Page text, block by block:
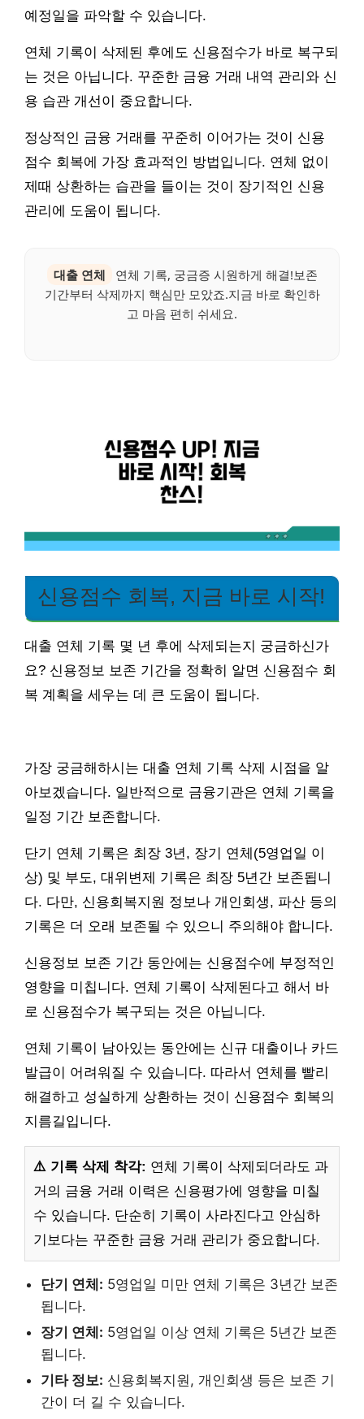
예정일을 파악할 수 있습니다.
연체 기록이 삭제된 후에도 신용점수가 바로 복구되
는 것은 아닙니다. 꾸준한 금융 거래 내역 관리와 신
용 습관 개선이 중요합니다.
정상적인 금융 거래를 꾸준히 이어가는 것이 신용
점수 회복에 가장 효과적인 방법입니다. 연체 없이
제때 상환하는 습관을 들이는 것이 장기적인 신용
관리에 도움이 됩니다.
대출 연체
연체 기록, 궁금증 시원하게 해결!보존
기간부터 삭제까지 핵심만 모았죠.지금 바로 확인하
고 마음 편히 쉬세요.
신용점수 회복, 지금 바로 시작!
대출 연체 기록 몇 년 후에 삭제되는지 궁금하신가
요? 신용정보 보존 기간을 정확히 알면 신용점수 회
복 계획을 세우는 데 큰 도움이 됩니다.
가장 궁금해하시는 대출 연체 기록 삭제 시점을 알
아보겠습니다. 일반적으로 금융기관은 연체 기록을
일정 기간 보존합니다.
단기 연체 기록은 최장 3년, 장기 연체(5영업일 이
상) 및 부도, 대위변제 기록은 최장 5년간 보존됩니
다. 다만, 신용회복지원 정보나 개인회생, 파산 등의
기록은 더 오래 보존될 수 있으니 주의해야 합니다.
신용정보 보존 기간 동안에는 신용점수에 부정적인
영향을 미칩니다. 연체 기록이 삭제된다고 해서 바
로 신용점수가 복구되는 것은 아닙니다.
연체 기록이 남아있는 동안에는 신규 대출이나 카드
발급이 어려워질 수 있습니다. 따라서 연체를 빨리
해결하고 성실하게 상환하는 것이 신용점수 회복의
지름길입니다.
⚠️ 기록 삭제 착각: 연체 기록이 삭제되더라도 과
거의 금융 거래 이력은 신용평가에 영향을 미칠
수 있습니다. 단순히 기록이 사라진다고 안심하
기보다는 꾸준한 금융 거래 관리가 중요합니다.
단기 연체: 5영업일 미만 연체 기록은 3년간 보존
됩니다.
장기 연체: 5영업일 이상 연체 기록은 5년간 보존
됩니다.
기타 정보: 신용회복지원, 개인회생 등은 보존 기
간이 더 길 수 있습니다.